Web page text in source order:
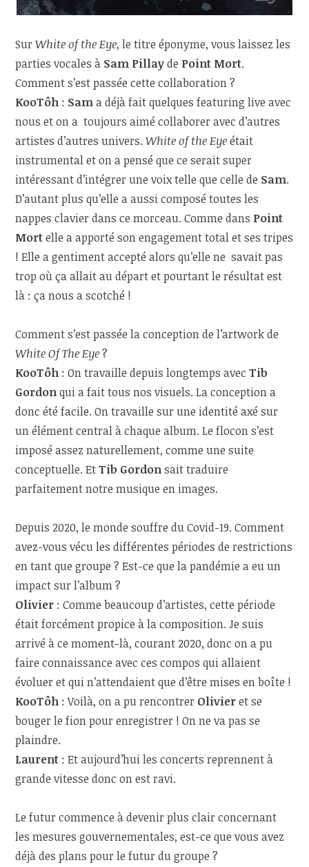
SurWhite of the Eye, le titre éponyme, vous laissez les
parties vocales à Sam Pillayde Point Mort.
Comment s’est passée cette collaboration ?
KooTôh : Sama déjà fait quelques featuring live avec
nous et on a toujours aimé collaborer avec d’autres
artistes d’autres univers.White of the Eyeétait
instrumental et on a pensé que ce serait super
intéressant d’intégrer une voix telle que celle de Sam.
D’autant plus qu’elle a aussi composé toutes les
nappes clavier dans ce morceau. Comme dans Point
Mortelle a apporté son engagement total et ses tripes
! Elle a gentiment accepté alors qu’elle ne savait pas
trop où ça allait au départ et pourtant le résultat est
là : ça nous a scotché !
Comment s’est passée la conception de l’artwork de
White Of The Eye?
KooTôh : On travaille depuis longtemps avecTib
Gordonqui a fait tous nos visuels. La conception a
donc été facile. On travaille sur une identité axé sur
un élément central à chaque album. Le flocon s’est
imposé assez naturellement, comme une suite
conceptuelle. EtTib Gordonsait traduire
parfaitement notre musique en images.
Depuis 2020, le monde souffre du Covid-19. Comment
avez-vous vécu les différentes périodes de restrictions
en tant que groupe ? Est-ce que la pandémie a eu un
impact sur l’album ?
Olivier : Comme beaucoup d’artistes, cette période
était forcément propice à la composition. Je suis
arrivé à ce moment-là, courant 2020, donc on a pu
faire connaissance avec ces compos qui allaient
évoluer et qui n’attendaient que d’être mises en boîte !
KooTôh : Voilà, on a pu rencontrer Olivieret se
bouger le fion pour enregistrer ! On ne va pas se
plaindre.
Laurent : Et aujourd’hui les concerts reprennent à
grande vitesse donc on est ravi.
Le futur commence à devenir plus clair concernant
les mesures gouvernementales, est-ce que vous avez
déjà des plans pour le futur du groupe ?